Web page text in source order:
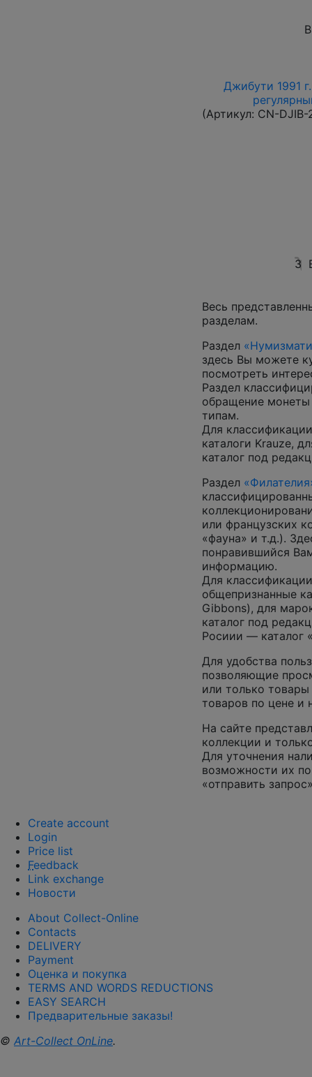
Джибути 1991
(Артикул: CN-DJIB-
3
Весь
разделам.
Раздел
здесь Вы можете
посмотреть
Раздел
обращение
типам.
Для
каталоги Krauze,
каталог под
Раздел
или французских
«фауна» и т.д.).
понравившийся
информацию.
Для
общепризнанные
Gibbons), для
каталог под
Росиии — каталог
Для удобства
позволяющие
или только
товаров по цене и
На сайте
коллекции и
Для уточнения
возможности их
«отправить
Create account
Login
Price list
Feedback
Link exchange
Новости
About Collect-Online
Contacts
DELIVERY
Payment
Оценка и покупка
TERMS AND WORDS REDUCTIONS
EASY SEARCH
Предварительные заказы!
© Art-Collect OnLine.